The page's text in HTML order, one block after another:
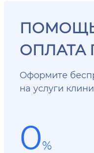
ПОМОЩЬ
ОПЛАТА
Оформите
на услуги
0%